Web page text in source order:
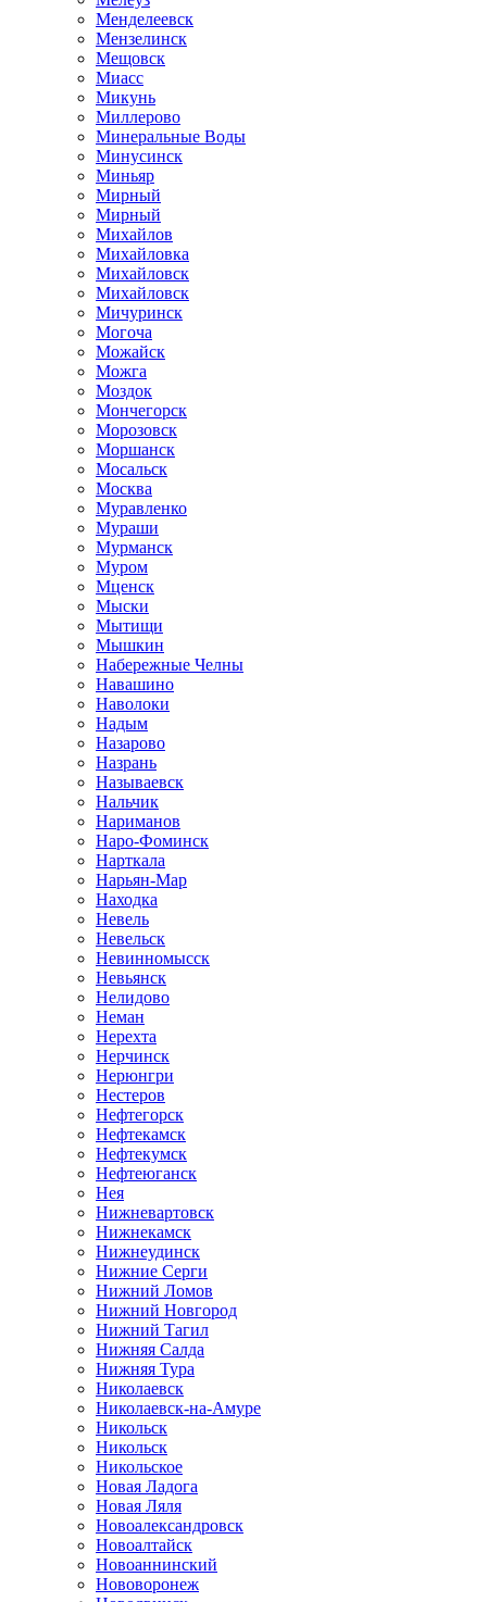
Менделеевск
Мензелинск
Мещовск
Миасс
Микунь
Миллерово
Минеральные Воды
Минусинск
Миньяр
Мирный
Мирный
Михайлов
Михайловка
Михайловск
Михайловск
Мичуринск
Могоча
Можайск
Можга
Моздок
Мончегорск
Морозовск
Моршанск
Мосальск
Москва
Муравленко
Мураши
Мурманск
Муром
Мценск
Мыски
Мытищи
Мышкин
Набережные Челны
Навашино
Наволоки
Надым
Назарово
Назрань
Называевск
Нальчик
Нариманов
Наро-Фоминск
Нарткала
Нарьян-Мар
Находка
Невель
Невельск
Невинномысск
Невьянск
Нелидово
Неман
Нерехта
Нерчинск
Нерюнгри
Нестеров
Нефтегорск
Нефтекамск
Нефтекумск
Нефтеюганск
Нея
Нижневартовск
Нижнекамск
Нижнеудинск
Нижние Серги
Нижний Ломов
Нижний Новгород
Нижний Тагил
Нижняя Салда
Нижняя Тура
Николаевск
Николаевск-на-Амуре
Никольск
Никольск
Никольское
Новая Ладога
Новая Ляля
Новоалександровск
Новоалтайск
Новоаннинский
Нововоронеж